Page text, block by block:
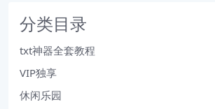
分类目录
txt神器全套教程
VIP独享
休闲乐园